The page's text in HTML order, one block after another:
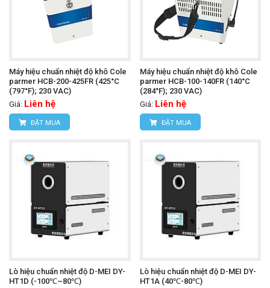
Máy hiệu chuẩn nhiệt độ khô Cole
parmer HCB-200-425FR (425°C
(797°F); 230 VAC)
Giá: Liên hệ
ĐẶT MUA
Máy hiệu chuẩn nhiệt độ khô Cole
parmer HCB-100-140FR (140°C
(284°F); 230 VAC)
Giá: Liên hệ
ĐẶT MUA
Lò hiệu chuẩn nhiệt độ D-MEI DY-
HT1D (-100℃~80℃)
Lò hiệu chuẩn nhiệt độ D-MEI DY-
HT1A (40℃-80℃)